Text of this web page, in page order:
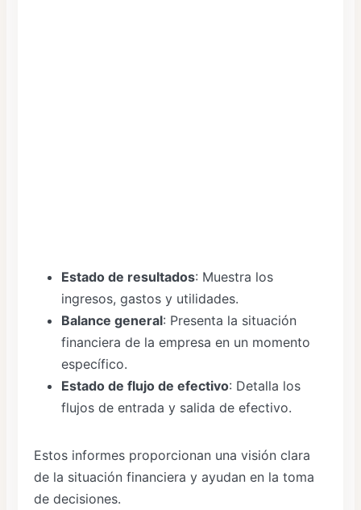
Estado de resultados: Muestra los
ingresos, gastos y utilidades.
Balance general: Presenta la situación
financiera de la empresa en un momento
específico.
Estado de flujo de efectivo: Detalla los
flujos de entrada y salida de efectivo.
Estos informes proporcionan una visión clara
de la situación financiera y ayudan en la toma
de decisiones.